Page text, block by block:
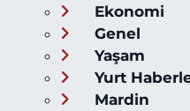
Ekonomi
Genel
Yaşam
Yurt
Mardin